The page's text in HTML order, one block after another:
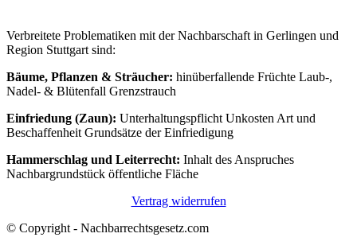
Verbreitete Problematiken mit der Nachbarschaft in Gerlingen und
Region Stuttgart sind:
Bäume, Pflanzen & Sträucher: hinüberfallende Früchte Laub-,
Nadel- & Blütenfall Grenzstrauch
Einfriedung (Zaun): Unterhaltungspflicht Unkosten Art und
Beschaffenheit Grundsätze der Einfriedigung
Hammerschlag und Leiterrecht: Inhalt des Anspruches
Nachbargrundstück öffentliche Fläche
Vertrag widerrufen
© Copyright - Nachbarrechtsgesetz.com